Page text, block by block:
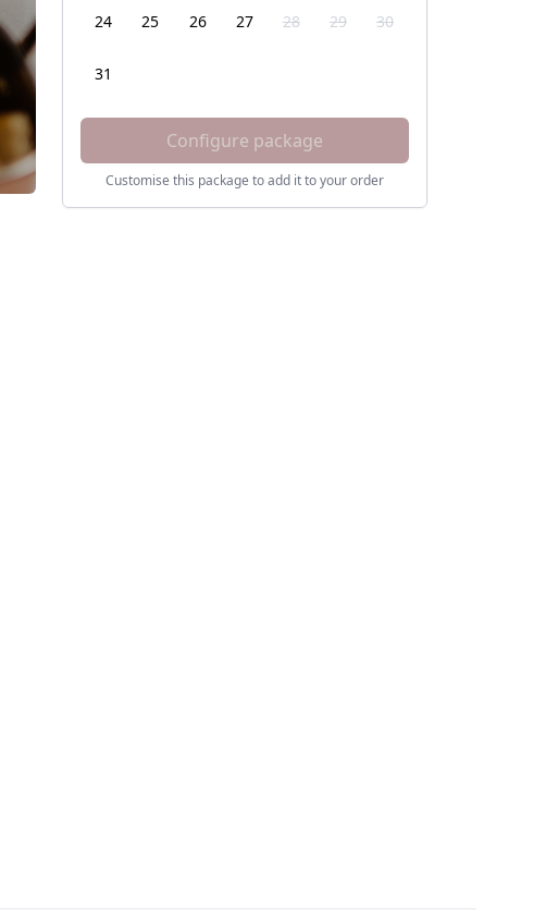
24 25 26 27 28 29 30
31
Configure package
Customise this package to add it to your order